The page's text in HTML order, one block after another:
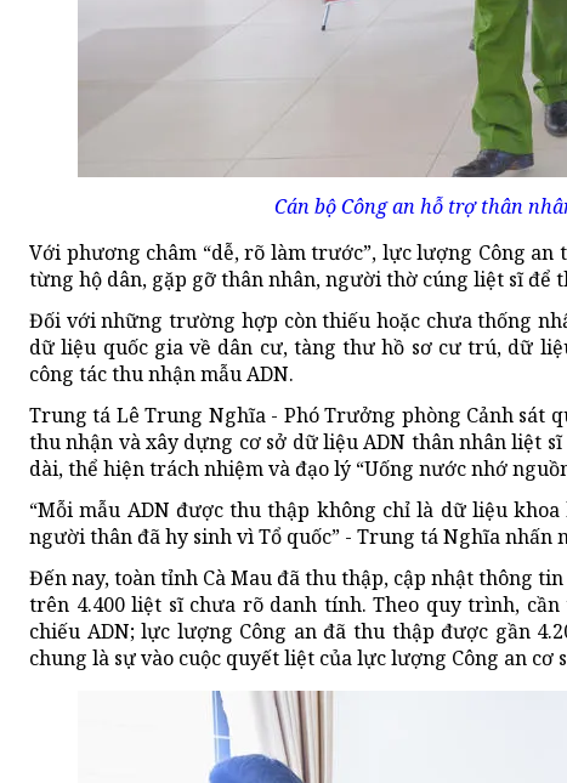
Cán bộ Công an hỗ trợ thân
Với phương châm “dễ, rõ làm trước”, lực lượng Công
từng hộ dân, gặp gỡ thân nhân, người thờ cúng liệt sĩ để
Đối với những trường hợp còn thiếu hoặc chưa thống
dữ liệu quốc gia về dân cư, tàng thư hồ sơ cư trú, dữ
công tác thu nhận mẫu ADN.
Trung tá Lê Trung Nghĩa - Phó Trưởng phòng Cảnh sát
thu nhận và xây dựng cơ sở dữ liệu ADN thân nhân liệt
dài, thể hiện trách nhiệm và đạo lý “Uống nước nhớ
“Mỗi mẫu ADN được thu thập không chỉ là dữ liệu
người thân đã hy sinh vì Tổ quốc” - Trung tá Nghĩa nhấn
Đến nay, toàn tỉnh Cà Mau đã thu thập, cập nhật thông
trên 4.400 liệt sĩ chưa rõ danh tính. Theo quy trình,
chiếu ADN; lực lượng Công an đã thu thập được gần
chung là sự vào cuộc quyết liệt của lực lượng Công an